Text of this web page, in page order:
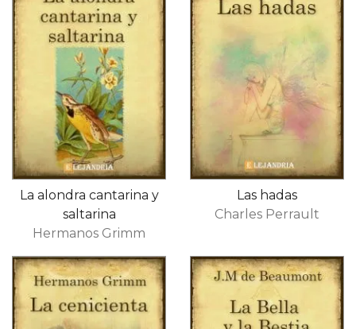
La alondra cantarina y
saltarina
Hermanos Grimm
Las hadas
Charles Perrault